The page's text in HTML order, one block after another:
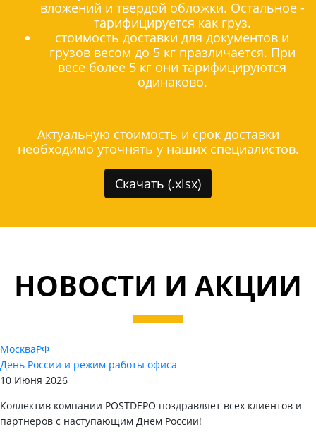
вложений и твердой обложки. Остальное -
тарифицируется как груз.
стоимость доставки для документов и
грузов весом до 5 кг празличается. При
весе более 5 кг они тарифицируются
одинаково.
Актуальную стоимость и срок доставки
необходимо уточнять у наших специалистов.
Скачать (.xlsx)
НОВОСТИ И АКЦИИ
МоскваРФ
День России и режим работы офиса
10 Июня 2026
Коллектив компании POSTDEPO поздравляет всех клиентов и
партнеров с наступающим Днем России!